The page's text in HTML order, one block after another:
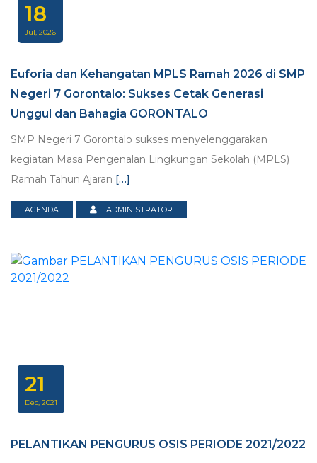
18
Jul, 2026
Euforia dan Kehangatan MPLS Ramah 2026 di SMP
Negeri 7 Gorontalo: Sukses Cetak Generasi
Unggul dan Bahagia GORONTALO
SMP Negeri 7 Gorontalo sukses menyelenggarakan
kegiatan Masa Pengenalan Lingkungan Sekolah (MPLS)
Ramah Tahun Ajaran […]
AGENDA ADMINISTRATOR
21
Dec, 2021
PELANTIKAN PENGURUS OSIS PERIODE 2021/2022